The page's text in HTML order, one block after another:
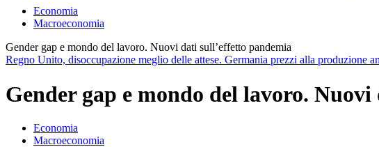
Economia
Macroeconomia
Gender gap e mondo del lavoro. Nuovi dati sull’effetto pandemia
Regno Unito, disoccupazione meglio delle attese. Germania prezzi alla produzione
Gender gap e mondo del lavoro.
Economia
Macroeconomia